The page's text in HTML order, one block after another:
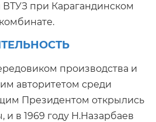
ВТУЗ при Карагандинском
производства и
авторитетом среди
Президентом открылись
в 1969 году Н.Назарбаев